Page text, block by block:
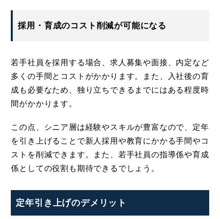
採用・育成のコスト削減が可能になる
若手社員を採用する場合、求人募集や面接、内定など
多くの手間とコストがかかります。また、入社後の育
成も必要なため、独り立ちできるまでにはある程度時
間がかかります。
この点、シニア層は経験やスキルが豊富なので、定年
を引き上げることで新人採用や教育にかかる手間やコ
ストを削減できます。また、若手社員の指導係や育成
係としての役割も期待できるでしょう。
定年引き上げのデメリット